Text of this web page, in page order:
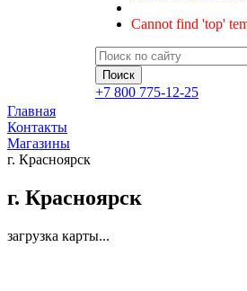
Cannot find 'top'
+7 800 775-12-25
Главная
Контакты
Магазины
г. Красноярск
г. Красноярск
загрузка карты...